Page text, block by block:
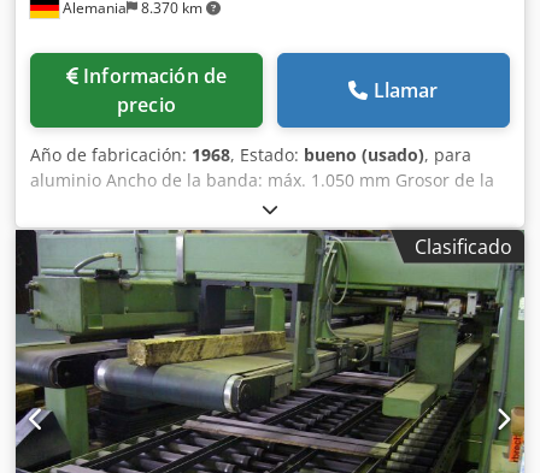
Alemania 8.370 km
Información de
precio
Llamar
Año de fabricación: 1968, Estado: bueno (usado), para
aluminio Ancho de la banda: máx. 1.050 mm Grosor de la
banda: 10 - 20 μm Dsdpfo A Dimox Ab Ijkr
Clasificado